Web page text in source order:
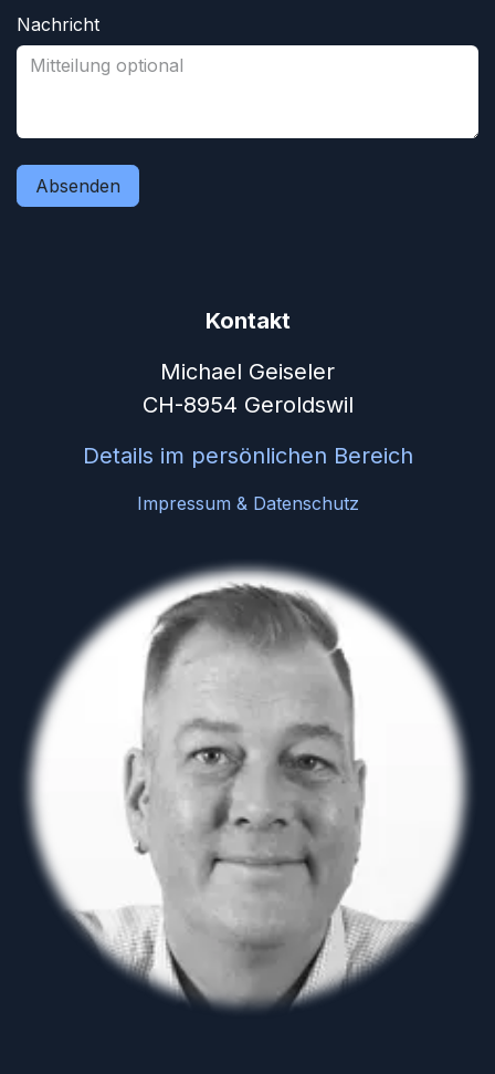
Nachricht
Absenden
Kontakt
Michael Geiseler
CH-8954 Geroldswil
Details im persönlichen Bereich
Impressum & Datenschutz